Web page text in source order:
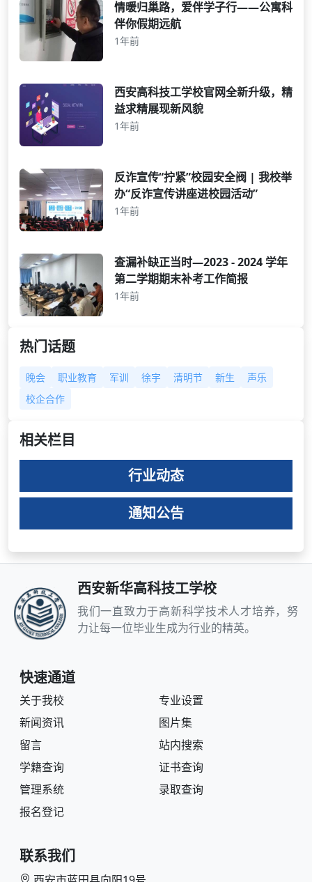
情暖归巢路，爱伴学子行——公寓科
伴你假期远航
1年前
西安高科技工学校官网全新升级，精
益求精展现新风貌
1年前
反诈宣传“拧紧”校园安全阀 | 我校举
办“反诈宣传讲座进校园活动”
1年前
查漏补缺正当时—2023 - 2024 学年
第二学期期末补考工作简报
1年前
热门话题
晚会 职业教育 军训 徐宇 清明节 新生
声乐
校企合作
相关栏目
行业动态
通知公告
西安新华高科技工学校
我们一直致力于高新科学技术人才培养，努
力让每一位毕业生成为行业的精英。
快速通道
关于我校
专业设置
新闻资讯
图片集
留言
站内搜索
学籍查询
证书查询
管理系统
录取查询
报名登记
联系我们